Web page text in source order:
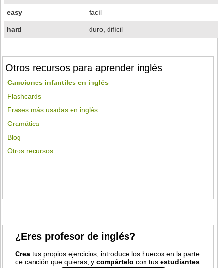
easy facíl
hard duro, difícil
Otros recursos para aprender inglés
Canciones infantiles en inglés
Flashcards
Frases más usadas en inglés
Gramática
Blog
Otros recursos...
¿Eres profesor de inglés?
Crea tus propios ejercicios, introduce los huecos en la parte
de canción que quieras, ycompártelo con tusestudiantes